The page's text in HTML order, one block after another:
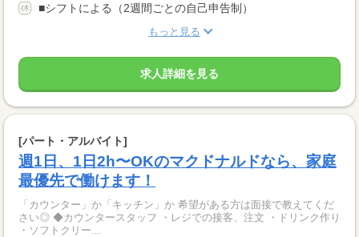
■シフトによる（2週間ごとの自己申告制）
もっと見る
求人詳細を見る
[パート・アルバイト]
週1日、1日2h〜OKのマクドナルドなら、家庭
最優先で働けます！
「カウンター」か「キッチン」か 希望がある方は面接で教えてくだ
さい◎ ◆カウンタースタッフ ・レジでの接客、注文 ・ドリンク作り
・ソフトクリー...